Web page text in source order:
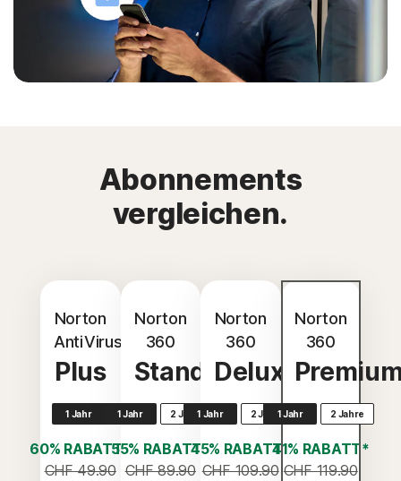
Abonnements
vergleichen.
Norton
AntiVirus
Plus
1 Jahr
60% RABATT*
CHF 49.90
Norton
360
Standard
1 Jahr 2 Jahre
55% RABATT*
CHF 89.90
Norton
360
Deluxe
1 Jahr 2 Jahre
45% RABATT*
CHF 109.90
Norton
360
1 Jahr 2 Jahre
41% RABATT*
CHF 119.90